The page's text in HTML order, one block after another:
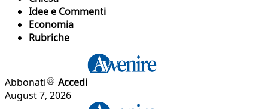
Idee e Commenti
Economia
Rubriche
Abbonati
Accedi
August 7, 2026